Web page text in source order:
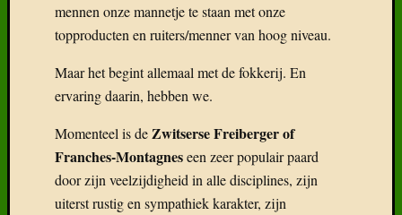
mennen onze mannetje te staan met onze
topproducten en ruiters/menner van hoog niveau.
Maar het begint allemaal met de fokkerij. En
ervaring daarin, hebben we.
Momenteel is deZwitserse Freiberger of
Franches-Montagneseen zeer populair paard
door zijn veelzijdigheid in alle disciplines, zijn
uiterst rustig en sympathiek karakter, zijn